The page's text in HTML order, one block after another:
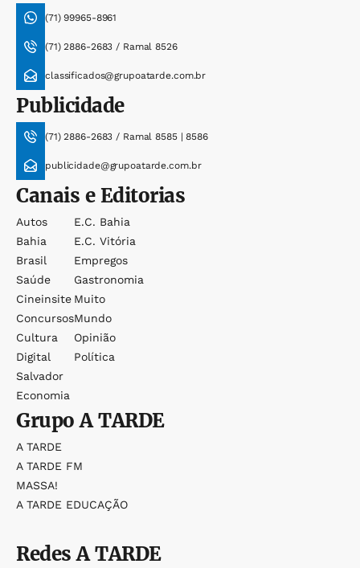
(71) 99965-8961
(71) 2886-2683 / Ramal 8526
classificados@grupoatarde.com.br
Publicidade
(71) 2886-2683 / Ramal 8585 | 8586
publicidade@grupoatarde.com.br
Canais e Editorias
Autos
Bahia
Brasil
Saúde
Cineinsite
Concursos
Cultura
Digital
Salvador
Economia
E.c. Bahia
E.c. Vitória
Empregos
Gastronomia
Muito
Mundo
Opinião
Política
GrupoA TARDE
A TARDE
A TARDE FM
MASSA!
A TARDE EDUCAÇÃO
RedesA TARDE